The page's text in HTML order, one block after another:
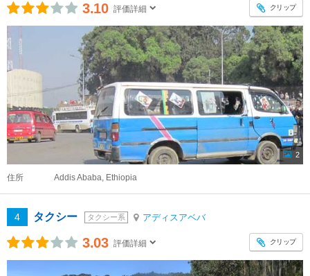
3.10 評価詳細 クリップ
2
住所 Addis Ababa, Ethiopia
4 タクシー タクシー系 アディスアベバ
3.03 評価詳細 クリップ